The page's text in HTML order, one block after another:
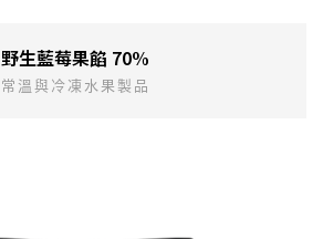
野生藍莓果餡 70%
常溫與冷凍水果製品